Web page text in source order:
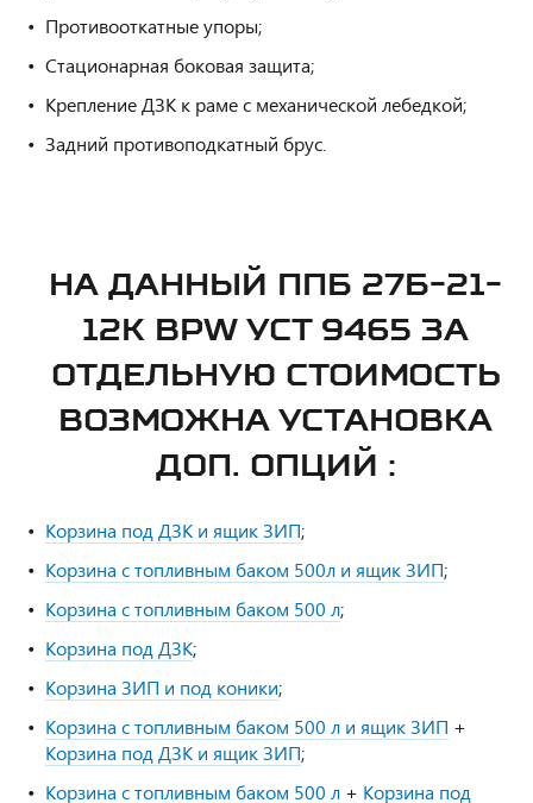
Противооткатные упоры;
Стационарная боковая защита;
Крепление ДЗК к раме с механической лебедкой;
Задний противоподкатный брус.
НА ДАННЫЙ ППБ 27Б-21-
12К BPW УСТ 9465 ЗА
ОТДЕЛЬНУЮ СТОИМОСТЬ
ВОЗМОЖНА УСТАНОВКА
ДОП. ОПЦИЙ :
Корзина под ДЗК и ящик ЗИП;
Корзина с топливным баком 500л и ящик ЗИП;
Корзина с топливным баком 500 л;
Корзина под ДЗК;
Корзина ЗИП и под коники;
Корзина с топливным баком 500 л и ящик ЗИП +
Корзина под ДЗК и ящик ЗИП;
Корзина с топливным баком 500 л + Корзина под